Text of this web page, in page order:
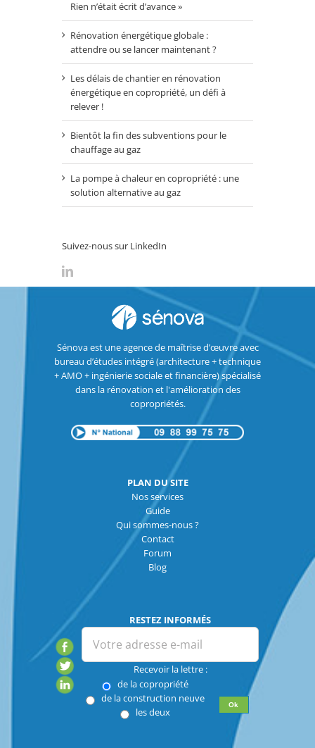
Rien n’était écrit d’avance »
Rénovation énergétique globale :
attendre ou se lancer maintenant ?
Les délais de chantier en rénovation
énergétique en copropriété, un défi à
relever !
Bientôt la fin des subventions pour le
chauffage au gaz
La pompe à chaleur en copropriété : une
solution alternative au gaz
Suivez-nous sur LinkedIn
Sénova est une agence de maîtrise d’œuvre avec
bureau d’études intégré (architecture + technique
+ AMO + ingénierie sociale et financière) spécialisé
dans la rénovation et l'amélioration des
copropriétés.
PLAN DU SITE
Nos services
Guide
Qui sommes-nous ?
Contact
Forum
Blog
RESTEZ INFORMÉS
Recevoir la lettre :
de la copropriété
de la construction neuve
les deux